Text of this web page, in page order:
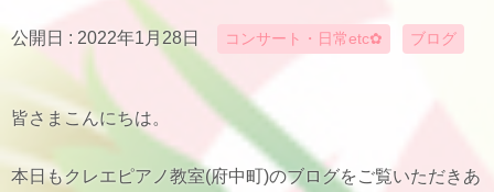
公開日 : 2022年1月28日 コンサート・日常etc✿ ブログ
皆さまこんにちは。
本日もクレエピアノ教室(府中町)のブログをご覧いただきあ